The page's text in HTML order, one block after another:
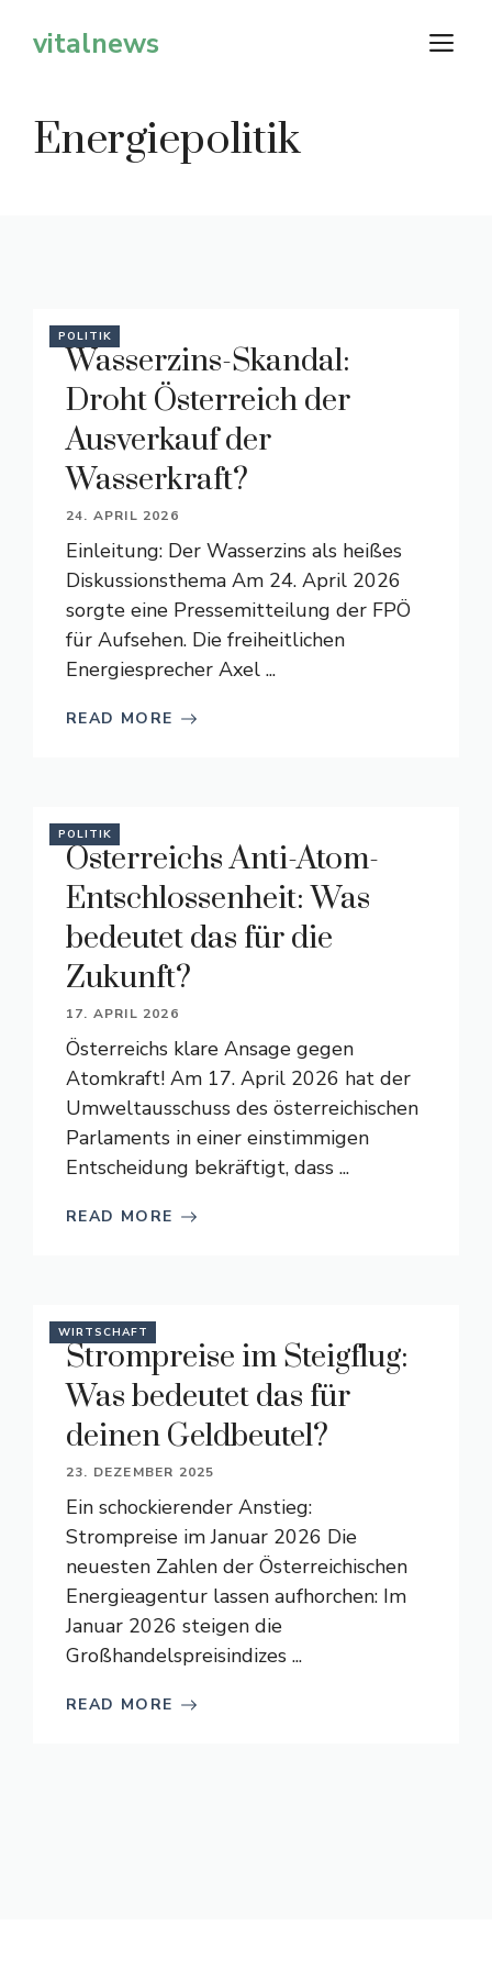
Inhaltvitalnews
Energiepolitik
POLITIK
Wasserzins-Skandal:
Droht Österreich der
Ausverkauf der
Wasserkraft?
24. APRIL 2026
Einleitung: Der Wasserzins als heißes
Diskussionsthema Am 24. April 2026
sorgte eine Pressemitteilung der FPÖ
für Aufsehen. Die freiheitlichen
Energiesprecher Axel ...
READ MORE
POLITIK
Österreichs Anti-Atom-
Entschlossenheit: Was
bedeutet das für die
Zukunft?
17. APRIL 2026
Österreichs klare Ansage gegen
Atomkraft! Am 17. April 2026 hat der
Umweltausschuss des österreichischen
Parlaments in einer einstimmigen
Entscheidung bekräftigt, dass ...
READ MORE
WIRTSCHAFT
Strompreise im Steigflug:
Was bedeutet das für
deinen Geldbeutel?
23. DEZEMBER 2025
Ein schockierender Anstieg:
Strompreise im Januar 2026 Die
neuesten Zahlen der Österreichischen
Energieagentur lassen aufhorchen: Im
Januar 2026 steigen die
Großhandelspreisindizes ...
READ MORE